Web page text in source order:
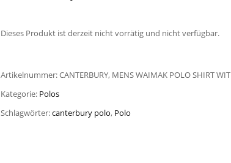
Dieses Produkt ist derzeit nicht vorrätig und nicht verfügbar.
Artikelnummer:CANTERBURY, MENS WAIMAK POLO SHIRT WIT
Kategorie: Polos
Schlagwörter:canterbury polo, Polo